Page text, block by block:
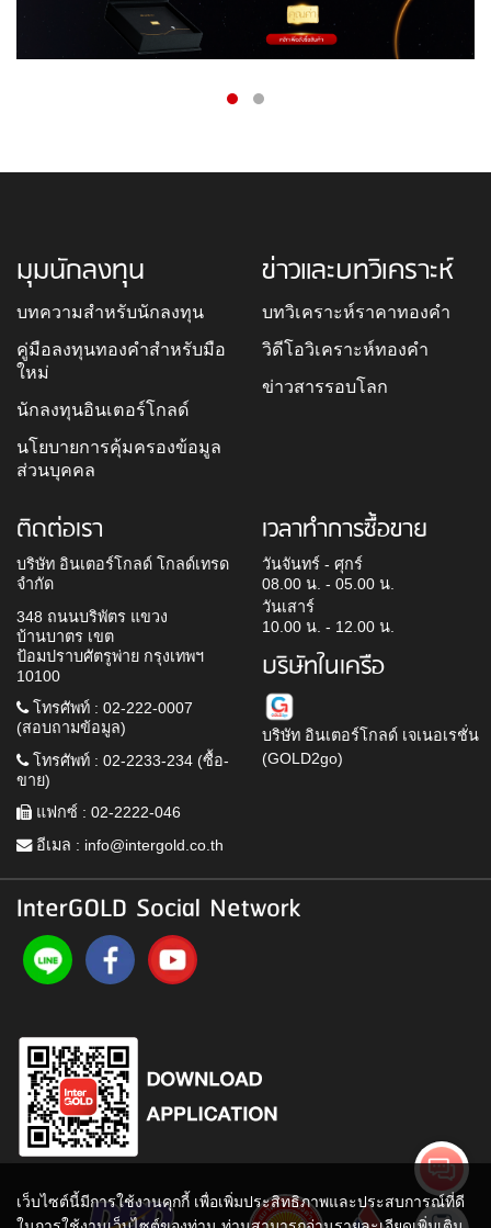
มุมนักลงทุน
บทความสำหรับนักลงทุน
คู่มือลงทุนทองคำสำหรับมือ
ใหม่
นักลงทุนอินเตอร์โกลด์
นโยบายการคุ้มครองข้อมูล
ส่วนบุคคล
ข่าวและบทวิเคราะห์
บทวิเคราะห์ราคาทองคำ
วิดีโอวิเคราะห์ทองคำ
ข่าวสารรอบโลก
ติดต่อเรา
บริษัท อินเตอร์โกลด์ โกลด์เทรด
จำกัด
348 ถนนบริพัตร แขวง
บ้านบาตร เขต
ป้อมปราบศัตรูพ่าย กรุงเทพฯ
10100
โทรศัพท์ : 02-222-0007
(สอบถามข้อมูล)
โทรศัพท์ : 02-2233-234 (ซื้อ-
ขาย)
แฟกซ์ : 02-2222-046
อีเมล : info@intergold.co.th
เวลาทำการซื้อขาย
วันจันทร์ - ศุกร์
08.00 น. - 05.00 น.
วันเสาร์
10.00 น. - 12.00 น.
บริษัทในเครือ
บริษัท อินเตอร์โกลด์ เจเนอเรชั่น
(GOLD2go)
InterGOLD Social Network
เว็บไซต์นี้มีการใช้งานคุกกี้ เพื่อเพิ่มประสิทธิภาพและประสบการณ์ที่ดี